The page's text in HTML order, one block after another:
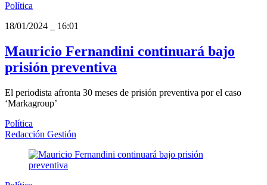
Política
18/01/2024
16:01
Mauricio Fernandini continuará bajo
prisión preventiva
El periodista afronta 30 meses de prisión preventiva por el caso
‘Markagroup’
Política
Redacción Gestión